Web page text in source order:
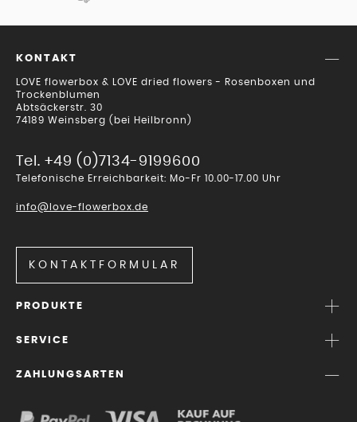
KONTAKT
LOVE flowerbox & LOVE dried flowers - Rosenboxen und
Trockenblumen
Abtsäckerstr. 30
74189 Weinsberg (bei Heilbronn)
Tel. +49 (0)7134-9199600
Telefonische Erreichbarkeit: Mo-Fr 10.00-17.00 Uhr
info@love-flowerbox.de
KONTAKTFORMULAR
PRODUKTE
SERVICE
ZAHLUNGSARTEN